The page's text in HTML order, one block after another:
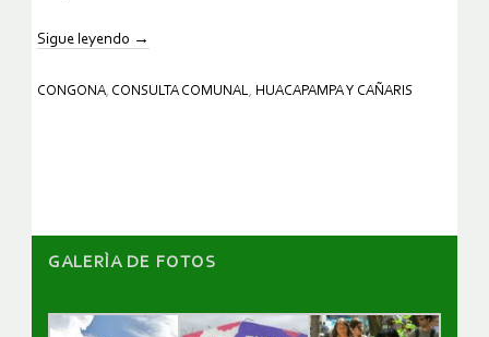
Sigue leyendo →
CONGONA, CONSULTA COMUNAL, HUACAPAMPA Y CAÑARIS
GALERÌA DE FOTOS